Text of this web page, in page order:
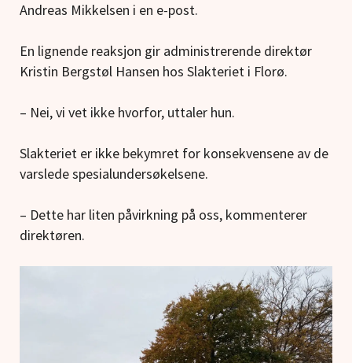
Andreas Mikkelsen i en e-post.
En lignende reaksjon gir administrerende direktør
Kristin Bergstøl Hansen hos Slakteriet i Florø.
– Nei, vi vet ikke hvorfor, uttaler hun.
Slakteriet er ikke bekymret for konsekvensene av de
varslede spesialundersøkelsene.
– Dette har liten påvirkning på oss, kommenterer
direktøren.